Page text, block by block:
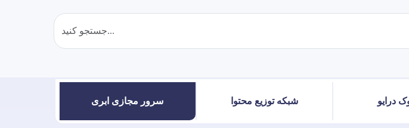
سرور مجازی ابری شبکه توزیع محتوا درایو